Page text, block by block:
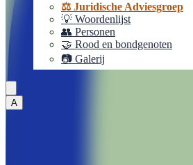
⚖️ Juridische Adviesgroep
💡 Woordenlijst
👥 Personen
🤝 Rood en bondgenoten
📷 Galerij
A